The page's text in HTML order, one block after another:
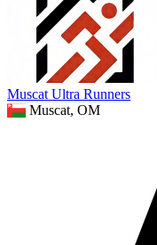
Muscat Ultra Runners
Muscat, OM